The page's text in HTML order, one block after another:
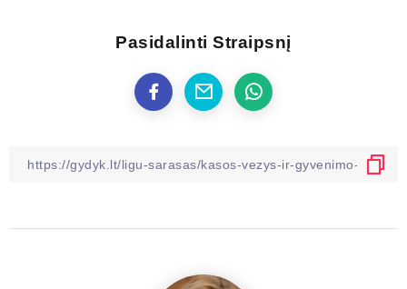
Pasidalinti Straipsnį